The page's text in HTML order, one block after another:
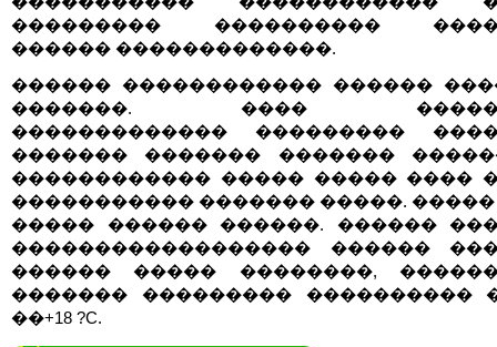
��������� ����������
������ �������������.
������ ������������ ������
�������. ����
������������� ���������
������� ������� �������
������������ ����� ����� ����
����������� ������� �����.
����� ������ ������. ������
������������������ ������
������ ����� ��������,
������� ��������� ����������
��+18 ?C.